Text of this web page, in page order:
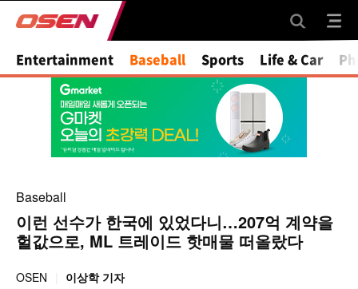
Mute
Entertainment Baseball Sports Life & Car
Baseball
이런 선수가 한국에 있었다니…207억 계약을
헐값으로, ML 트레이드 핫매물 떠올랐다
OSEN 이상학 기자